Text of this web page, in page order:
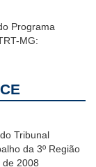
Programa
MG:
Tribunal
da 3º Região
2008